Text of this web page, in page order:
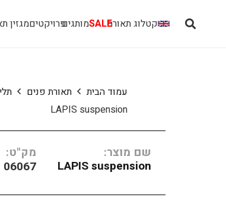
קטלוג תאורהSALEמותגיםפרויקטיםמגזין
עמוד הבית תאורת פנים
LAPIS suspension
שם מוצר:
LAPIS suspension
מק"ט:
06067